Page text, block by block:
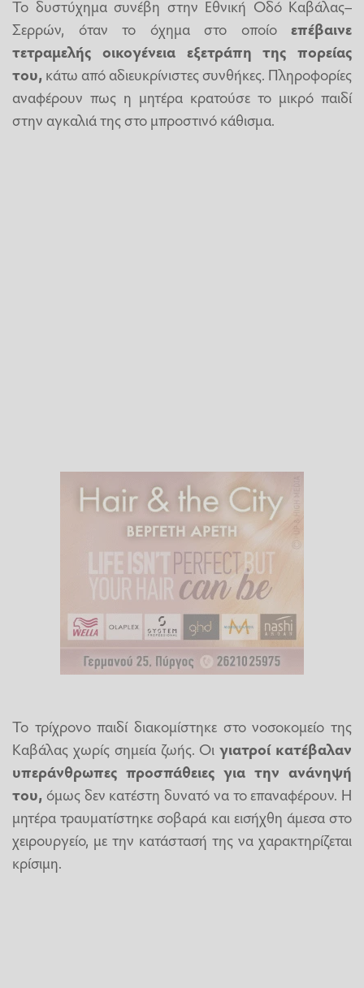
Το δυστύχημα συνέβη στην Εθνική Οδό Καβάλας–
Σερρών, όταν το όχημα στο οποίο επέβαινε
τετραμελής οικογένεια εξετράπη της πορείας
του, κάτω από αδιευκρίνιστες συνθήκες. Πληροφορίες
αναφέρουν πως η μητέρα κρατούσε το μικρό παιδί
στην αγκαλιά της στο μπροστινό κάθισμα.
Το τρίχρονο παιδί διακομίστηκε στο νοσοκομείο της
Καβάλας χωρίς σημεία ζωής. Οιγιατροί κατέβαλαν
υπεράνθρωπες προσπάθειες για την ανάνηψή
του, όμως δεν κατέστη δυνατό να το επαναφέρουν. Η
μητέρα τραυματίστηκε σοβαρά και εισήχθη άμεσα στο
χειρουργείο, με την κατάστασή της να χαρακτηρίζεται
κρίσιμη.